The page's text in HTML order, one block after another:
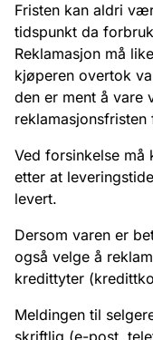
Fristen kan aldri
tidspunkt da
Reklamasjon må
kjøperen overtok
den er ment å vare
reklamasjonsfristen
Ved forsinkelse må
etter at
levert.
Dersom varen er
også velge å
kredittyter
Meldingen til